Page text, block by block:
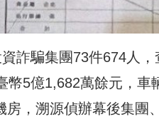
詐騙集團73件674人
幣5億1,682萬餘元，
，溯源偵辦幕後集團